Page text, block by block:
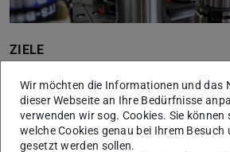
ZIELE
SMED-Methode erfolgreich im
anwenden
Einen optimierten Rüstvorgang für
Implementierung standardisieren
Wir möchten die Informationen und das
dieser Webseite an Ihre Bedürfnisse
verwenden wir sog. Cookies. Sie können
welche Cookies genau bei Ihrem Besuch
gesetzt werden sollen.